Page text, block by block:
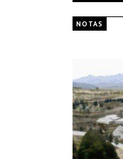
NOTAS